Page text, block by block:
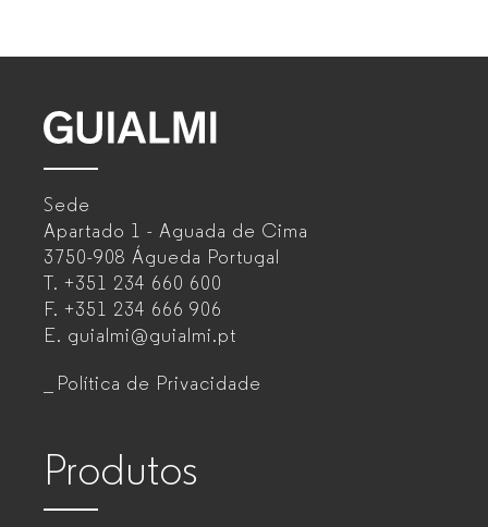
Sede
Apartado 1 - Aguada de Cima
3750-908 Águeda Portugal
T. +351 234 660 600
F. +351 234 666 906
E. guialmi@guialmi.pt
Política de Privacidade
Produtos